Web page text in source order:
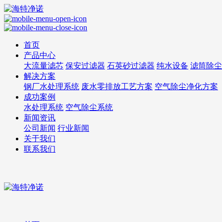
首页
产品中心
大流量滤芯 保安过滤器 石英砂过滤器 纯水设备 滤筒除
解决方案
钢厂水处理系统 废水零排放工艺方案 空气除尘净化方案
成功案例
水处理系统 空气除尘系统
新闻资讯
公司新闻 行业新闻
关于我们
联系我们